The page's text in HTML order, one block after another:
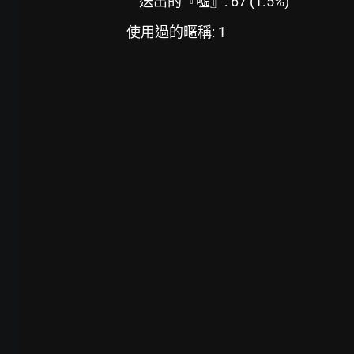
使用過的暱稱: 1